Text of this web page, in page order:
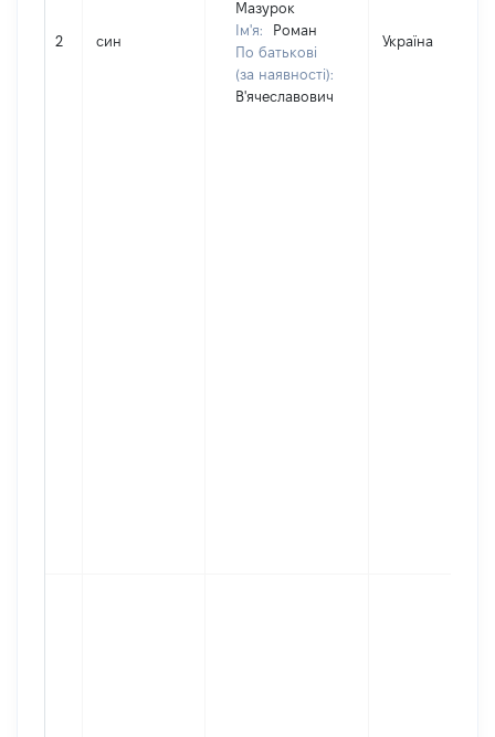
2 син
Мазурок
Ім'я:
Роман
По батькові
(за наявності):
В'ячеславович
Україна